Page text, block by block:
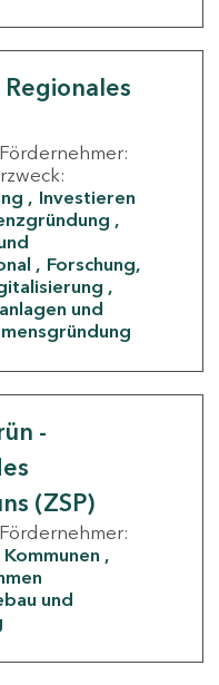
Fördernehmer:
Investieren
Forschung,
und
-
(ZSP)
Fördernehmer:
Kommunen
und